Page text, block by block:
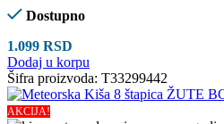
Dostupno
1.099 RSD
Dodaj u korpu
Šifra proizvoda: T33299442
AKCIJA!